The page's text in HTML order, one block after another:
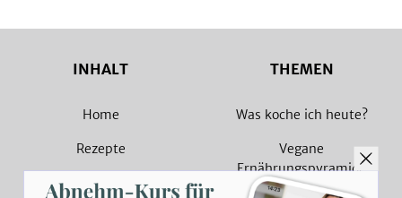
INHALT
Home
Rezepte
Magazin
THEMEN
Was koche ich heute?
Vegane
Ernährungspyramide